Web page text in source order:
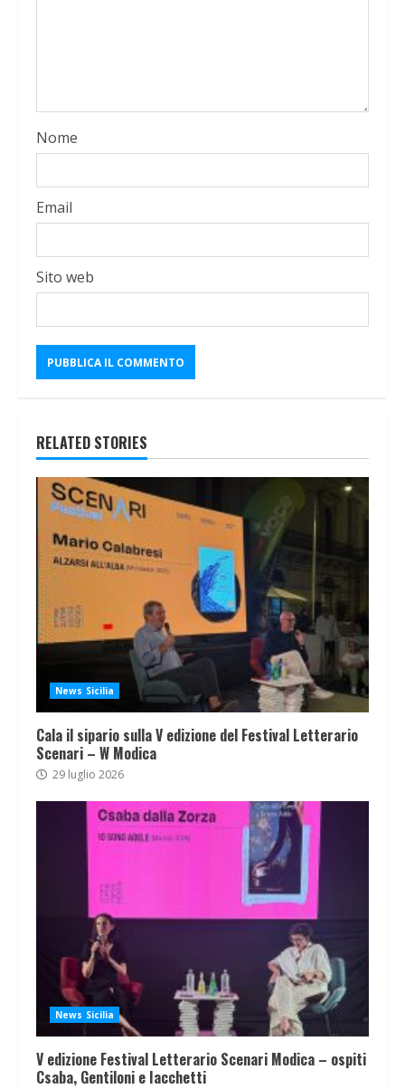
Nome
Email
Sito web
RELATED STORIES
News Sicilia
Cala il sipario sulla V edizione del Festival Letterario
Scenari – W Modica
29 luglio 2026
News Sicilia
V edizione Festival Letterario Scenari Modica – ospiti
Csaba, Gentiloni e Iacchetti